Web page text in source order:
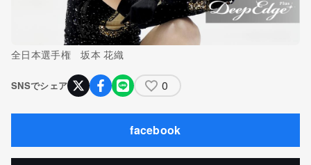
全日本選手権 坂本 花織
SNSでシェア 0
facebook